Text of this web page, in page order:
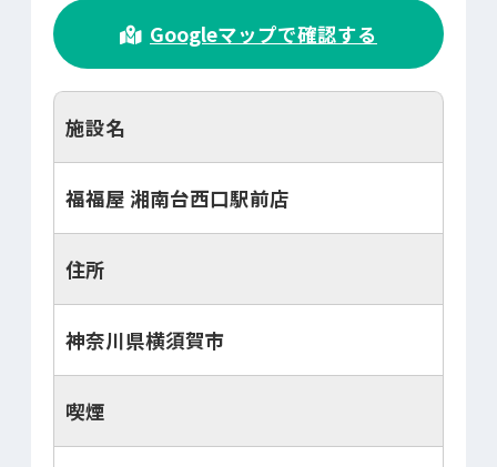
Googleマップで確認する
施設名
福福屋 湘南台西口駅前店
住所
神奈川県横須賀市
喫煙